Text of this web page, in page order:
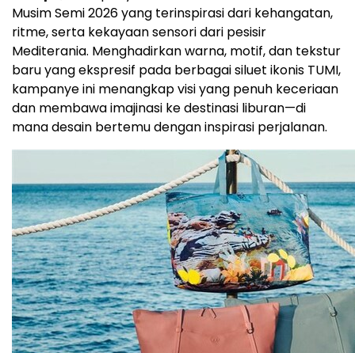
Musim Semi 2026 yang terinspirasi dari kehangatan,
ritme, serta kekayaan sensori dari pesisir
Mediterania. Menghadirkan warna, motif, dan tekstur
baru yang ekspresif pada berbagai siluet ikonis TUMI,
kampanye ini menangkap visi yang penuh keceriaan
dan membawa imajinasi ke destinasi liburan—di
mana desain bertemu dengan inspirasi perjalanan.